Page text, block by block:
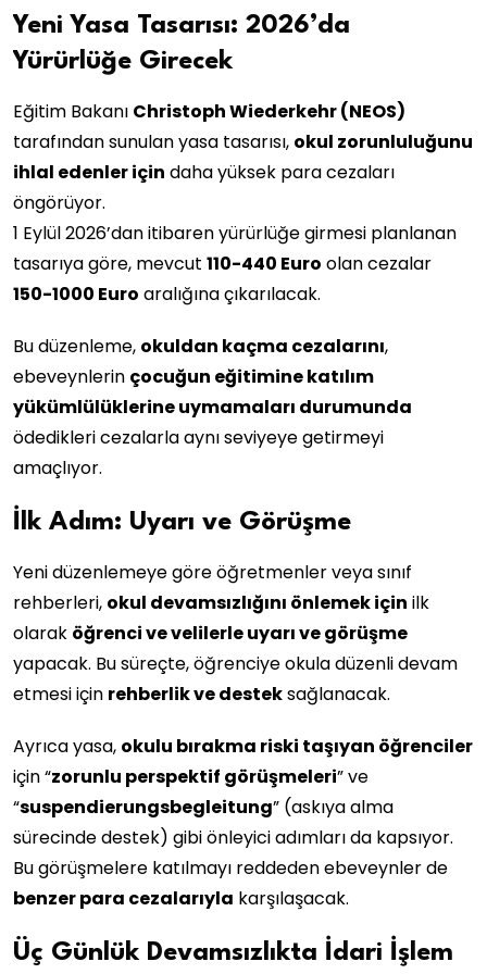
Yeni Yasa Tasarısı: 2026’da
Yürürlüğe Girecek
Eğitim Bakanı Christoph Wiederkehr (NEOS)
tarafından sunulan yasa tasarısı, okul zorunluluğunu
ihlal edenler için daha yüksek para cezaları
öngörüyor.
1 Eylül 2026’dan itibaren yürürlüğe girmesi planlanan
tasarıya göre, mevcut 110-440 Euro olan cezalar
150-1000 Euro aralığına çıkarılacak.
Bu düzenleme, okuldan kaçma cezalarını,
ebeveynlerin çocuğun eğitimine katılım
yükümlülüklerine uymamaları durumunda
ödedikleri cezalarla aynı seviyeye getirmeyi
amaçlıyor.
İlk Adım: Uyarı ve Görüşme
Yeni düzenlemeye göre öğretmenler veya sınıf
rehberleri, okul devamsızlığını önlemek için ilk
olarak öğrenci ve velilerle uyarı ve görüşme
yapacak. Bu süreçte, öğrenciye okula düzenli devam
etmesi için rehberlik ve desteksağlanacak.
Ayrıca yasa, okulu bırakma riski taşıyan öğrenciler
için “zorunlu perspektif görüşmeleri” ve
“suspendierungsbegleitung” (askıya alma
sürecinde destek) gibi önleyici adımları da kapsıyor.
Bu görüşmelere katılmayı reddeden ebeveynler de
benzer para cezalarıyla karşılaşacak.
Üç Günlük Devamsızlıkta İdari İşlem